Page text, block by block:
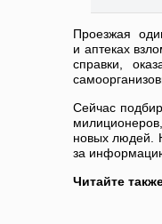
Проезжая
и аптеках
справки,
Сейчас
новых людей.
за
Читайте